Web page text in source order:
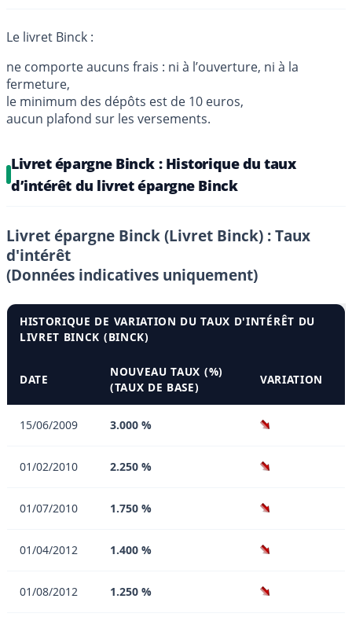
Le livret Binck :
ne comporte aucuns frais : ni à l’ouverture, ni à la
fermeture,
le minimum des dépôts est de 10 euros,
aucun plafond sur les versements.
Livret épargne Binck : Historique du taux
d’intérêt du livret épargne Binck
Livret épargne Binck (Livret Binck) : Taux
d'intérêt
(Données indicatives uniquement)
HISTORIQUE DE VARIATION DU TAUX D'INTÉRÊT DU
LIVRET BINCK (BINCK)
DATE
NOUVEAU TAUX (%)
(TAUX DE BASE)
VARIATION
15/06/2009 3.000 %
01/02/2010 2.250 %
01/07/2010 1.750 %
01/04/2012 1.400 %
01/08/2012 1.250 %